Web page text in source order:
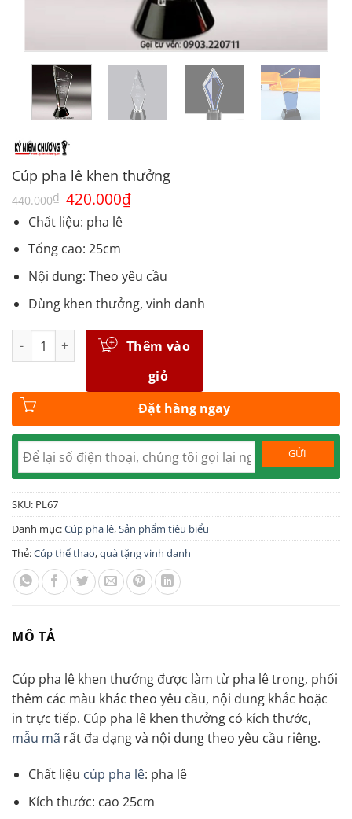
Cúp pha lê khen thưởng
440.000₫ Giá
gốc
là:
440.000₫.
420.000₫Giá
Chất liệu: pha lê
Tổng cao: 25cm
Nội dung: Theo yêu cầu
Dùng khen thưởng, vinh danh
Số lượng
Thêm vào
giỏ
Đặt hàng ngay
SKU: PL67
Danh mục:Cúp pha lê,Sản phẩm tiêu biểu
Thẻ:Cúp thể thao,quà tặng vinh danh
MÔ TẢ
Cúp pha lê khen thưởng được làm từ pha lê trong, phối
thêm các màu khác theo yêu cầu, nội dung khắc hoặc
in trực tiếp. Cúp pha lê khen thưởng có kích thước,
mẫu mã rất đa dạng và nội dung theo yêu cầu riêng.
Chất liệu cúp pha lê: pha lê
Kích thước: cao 25cm